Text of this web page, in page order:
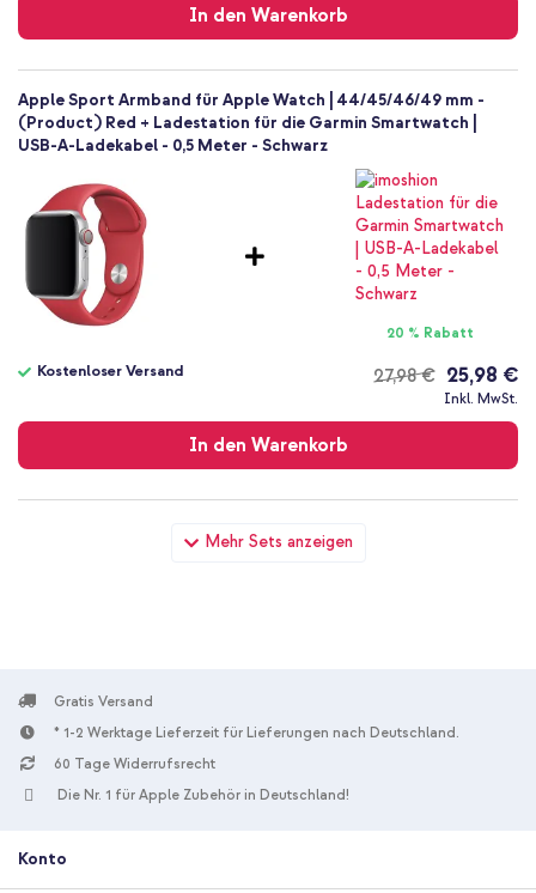
Mehr Sets anzeigen
In den Warenkorb
Apple Sport Armband für Apple Watch | 44/45/46/49 mm -
(Product) Red + Ladestation für die Garmin Smartwatch |
USB-A-Ladekabel - 0,5 Meter - Schwarz
20 % Rabatt
27,98 €
Kostenloser Versand 25,98 €
Inkl. MwSt.
In den Warenkorb
Versand
Apple Sport Armband für Apple Watch | 44/45/46/49 mm -
(Product) Red + Wandladegerät - Ladegerät - USB-C- und
Kostenloser Versand
Versand
Gratis Versand
* 1-2 Werktage Lieferzeit für Lieferungen nach Deutschland.
60 Tage Widerrufsrecht
Die Nr. 1 für Apple Zubehör in Deutschland!
Konto